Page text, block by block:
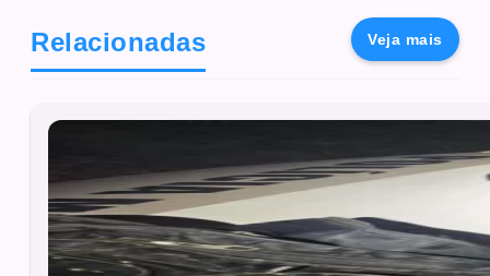
Relacionadas Veja mais